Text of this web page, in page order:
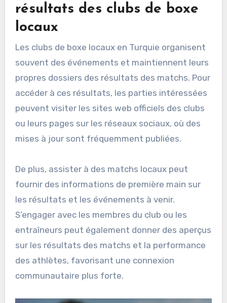
résultats des clubs de boxe
locaux
Les clubs de boxe locaux en Turquie organisent
souvent des événements et maintiennent leurs
propres dossiers des résultats des matchs. Pour
accéder à ces résultats, les parties intéressées
peuvent visiter les sites web officiels des clubs
ou leurs pages sur les réseaux sociaux, où des
mises à jour sont fréquemment publiées.
De plus, assister à des matchs locaux peut
fournir des informations de première main sur
les résultats et les événements à venir.
S’engager avec les membres du club ou les
entraîneurs peut également donner des aperçus
sur les résultats des matchs et la performance
des athlètes, favorisant une connexion
communautaire plus forte.